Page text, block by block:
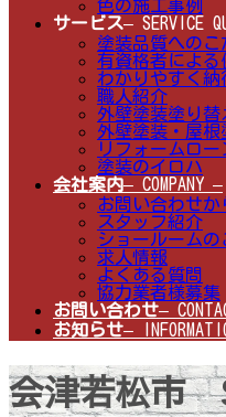
色の施工事例
サービス– SERVICE
塗装品質へのこ
有資格者による
わかりやすく納
職人紹介
外壁塗装塗り替
外壁塗装・屋根
リフォームロー
塗装のイロハ
会社案内– COMPANY –
お問い合わせか
スタッフ紹介
ショールームの
求人情報
よくある質問
協力業者様募集
お問い合わせ–
お知らせ–
会津若松市